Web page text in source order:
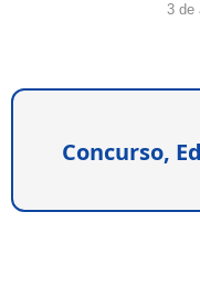
3 de
Concurso,